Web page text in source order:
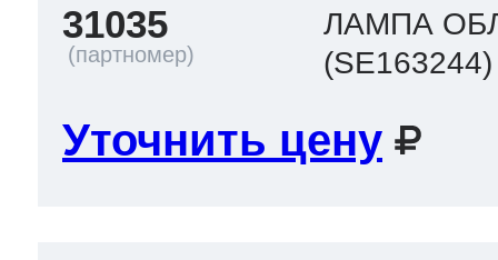
31035
ЛАМПА
(SE163244)
Уточнить цену